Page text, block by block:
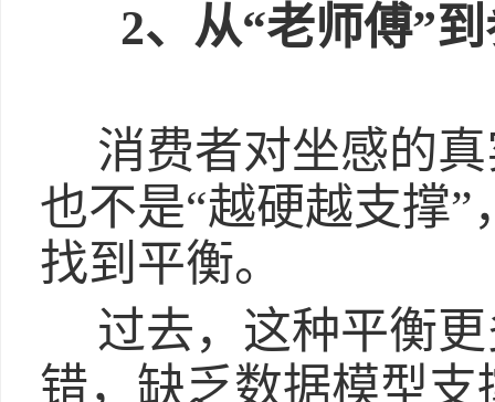
2、从“老师傅”
消费者对坐感的
也不是“越硬越支撑
找到平衡。
过去，这种平衡
错，缺乏数据模型支